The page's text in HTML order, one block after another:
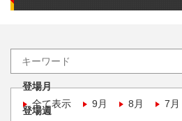
登場月
全て表示
9月 8月 7月
登場週